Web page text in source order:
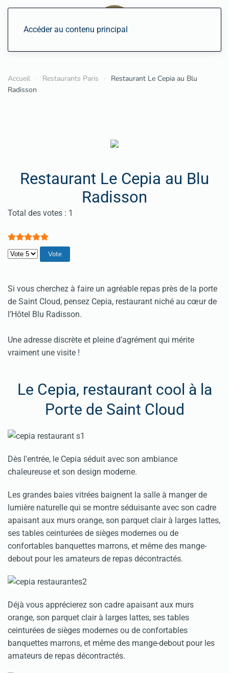
Accéder au contenu principal
Accueil Restaurants Paris
Restaurant Le Cepia au Blu
Radisson
Restaurant Le Cepia au Blu
Radisson
Vote utilisateur:5/
Total des votes : 1
Veuillez voter
Si vous cherchez à faire un agréable repas près de la porte
de Saint Cloud, pensez Cepia, restaurant niché au cœur de
l’Hôtel Blu Radisson.
Une adresse discrète et pleine d’agrément qui mérite
vraiment une visite !
Le Cepia, restaurant cool à la
Porte de Saint Cloud
Dès l'entrée, le Cepia séduit avec son ambiance
chaleureuse et son design moderne.
Les grandes baies vitrées baignent la salle à manger de
lumière naturelle qui se montre séduisante avec son cadre
apaisant aux murs orange, son parquet clair à larges lattes,
ses tables ceinturées de sièges modernes ou de
confortables banquettes marrons, et même des mange-
debout pour les amateurs de repas décontractés.
Déjà vous apprécierez son cadre apaisant aux murs
orange, son parquet clair à larges lattes, ses tables
ceinturées de sièges modernes ou de confortables
banquettes marrons, et même des mange-debout pour les
amateurs de repas décontractés.